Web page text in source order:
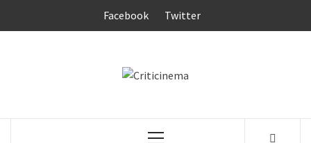
Facebook Twitter